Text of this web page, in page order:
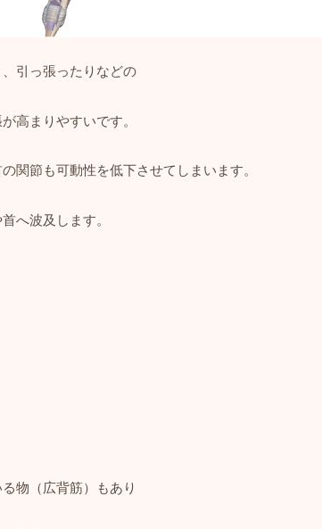
引っ張ったりなどの
高まりやすいです。
関節も可動性を低下させてしまいます。
へ波及します。
物（広背筋）もあり